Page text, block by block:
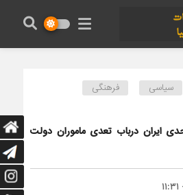
سیاسی
فرهنگی
ایران درباب تعدی ماموران دولت